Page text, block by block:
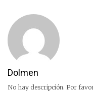
Dolmen
No hay descripción. Por